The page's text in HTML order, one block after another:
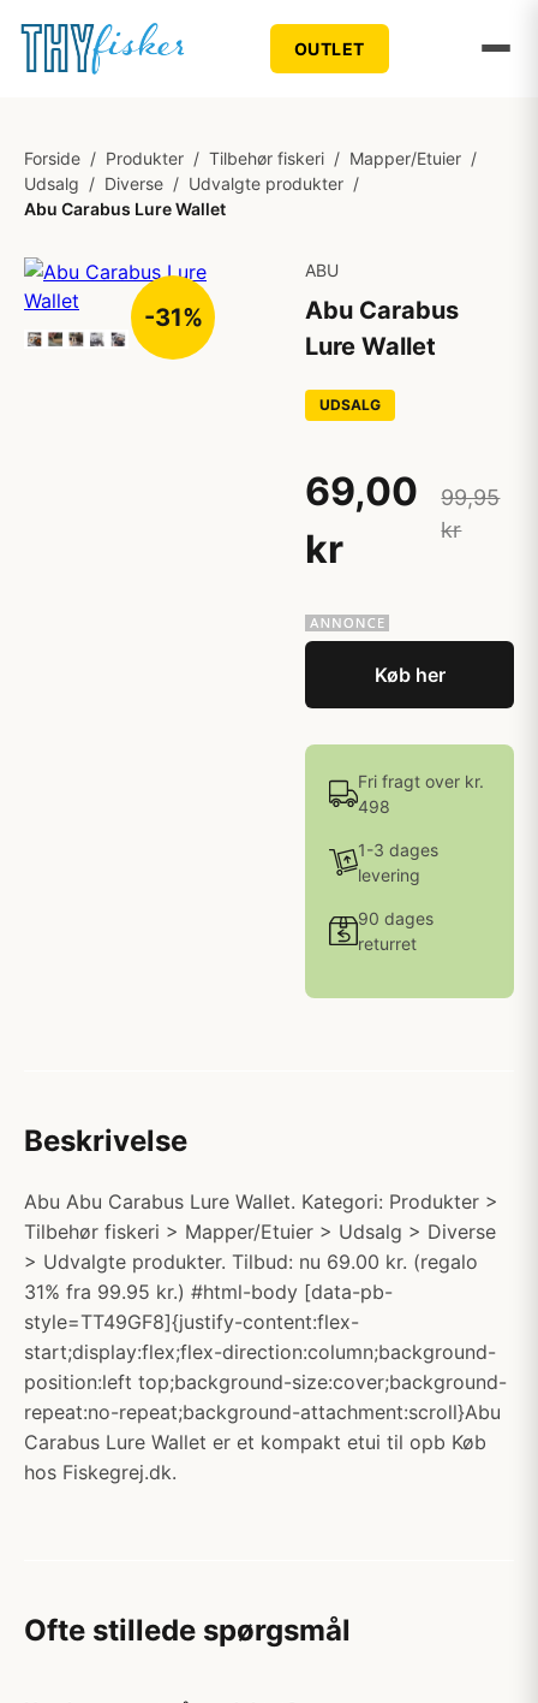
OUTLET
Forside / Produkter / Tilbehør fiskeri / Mapper/Etuier /
Udsalg / Diverse / Udvalgte produkter /
Abu Carabus Lure Wallet
-31%
ABU
Abu Carabus
Lure Wallet
UDSALG
69,00
kr
99,95
kr
Køb her
Fri fragt over kr.
498
1-3 dages
levering
90 dages
returret
Beskrivelse
Abu Abu Carabus Lure Wallet. Kategori: Produkter >
Tilbehør fiskeri > Mapper/Etuier > Udsalg > Diverse
> Udvalgte produkter. Tilbud: nu 69.00 kr. (regalo
31% fra 99.95 kr.) #html-body [data-pb-
style=TT49GF8]{justify-content:flex-
start;display:flex;flex-direction:column;background-
position:left top;background-size:cover;background-
repeat:no-repeat;background-attachment:scroll}Abu
Carabus Lure Wallet er et kompakt etui til opb Køb
hos Fiskegrej.dk.
Ofte stillede spørgsmål